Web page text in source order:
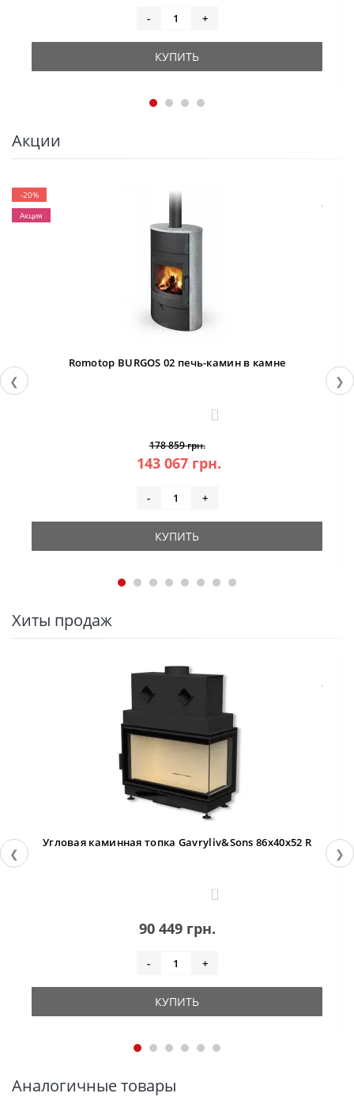
- +
КУПИТЬ
Акции
❮
-20%
Акция
Romotop BURGOS 02 печь-камин в камне
3
178 859 грн.
143 067 грн.
- +
КУПИТЬ
❯
Хиты продаж
❮
Угловая каминная топка Gavryliv&Sons 86x40x52 R
0
90 449 грн.
- +
КУПИТЬ
❯
Аналогичные товары